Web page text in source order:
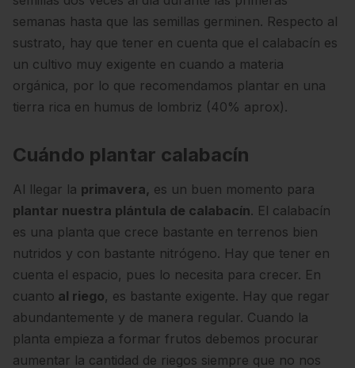
semanas hasta que las semillas germinen. Respecto al
sustrato, hay que tener en cuenta que el calabacín es
un cultivo muy exigente en cuando a materia
orgánica, por lo que recomendamos plantar en una
tierra rica en humus de lombriz (40% aprox).
Cuándo plantar calabacín
Al llegar la primavera, es un buen momento para
plantar nuestra plántula de calabacín. El calabacín
es una planta que crece bastante en terrenos bien
nutridos y con bastante nitrógeno. Hay que tener en
cuenta el espacio, pues lo necesita para crecer. En
cuanto al riego, es bastante exigente. Hay que regar
abundantemente y de manera regular. Cuando la
planta empieza a formar frutos debemos procurar
aumentar la cantidad de riegos siempre que no nos